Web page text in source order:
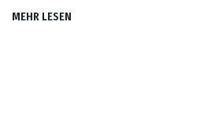
MEHR LESEN